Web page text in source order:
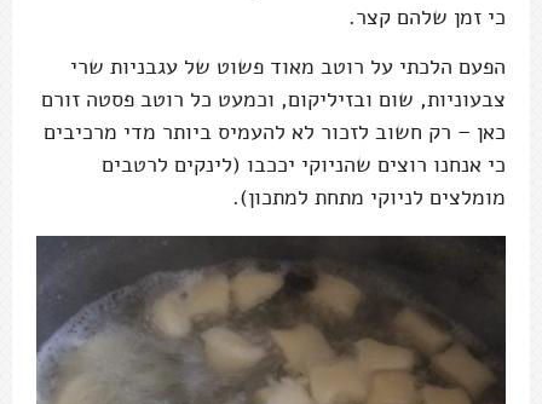
כי זמן שלהם קצר.
הפעם הלכתי על רוטב מאוד פשוט של עגבניות שרי
צבעוניות, שום ובזיליקום, וכמעט כל רוטב פסטה זורם
כאן – רק חשוב לזכור לא להעמיס ביותר מדי מרכיבים
כי אנחנו רוצים שהניוקי יככבו (לינקים לרטבים
מומלצים לניוקי מתחת למתכון).